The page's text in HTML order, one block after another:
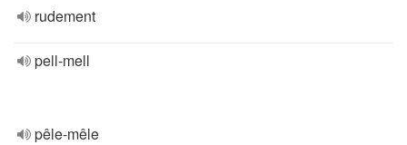
rudement
pell-mell
pêle-mêle